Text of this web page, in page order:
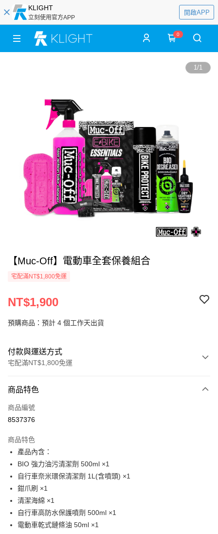
KLIGHT
立刻使用官方APP
開啟APP
0
1/1
【Muc-Off】電動車全套保養組合
宅配滿NT$1,800免運
NT$1,900
預購商品：預計 4 個工作天出貨
付款與運送方式
宅配滿NT$1,800免運
信用卡一次付款
信用卡分期付款
合作金庫商業銀行
華南商業銀行
上海商業儲蓄銀行
國泰世華商業銀行
兆豐國際商業銀行
臺灣中小企業銀行
匯豐（台灣）商業銀行
聯邦商業銀行
元大商業銀行
玉山商業銀行
6 期 0 利率 每期
華南商業銀行
上海商業儲蓄銀行
台北富邦商業銀行
國泰世華商業銀行
臺灣中小企業銀行
匯豐（台灣）商業銀行
聯邦商業銀行
元大商業銀行
LINE Pay
Apple Pay
街口支付
悠遊付
商品特色
商品編號
8537376
商品特色
產品內含：
BIO 強力油污清潔劑 500ml ×1
自行車奈米環保清潔劑 1L(含噴頭) ×1
鉗爪刷 ×1
清潔海綿 ×1
自行車高防水保護噴劑 500ml ×1
電動車乾式鏈條油 50ml ×1